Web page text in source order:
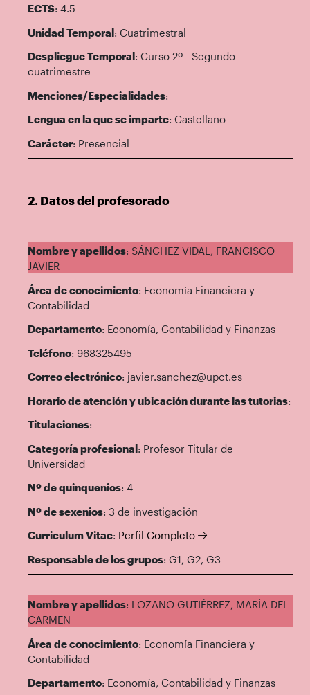
ECTS: 4.5
Unidad Temporal: Cuatrimestral
Despliegue Temporal: Curso 2º - Segundo
cuatrimestre
Menciones/Especialidades:
Lengua en la que se imparte: Castellano
Carácter: Presencial
2. Datos del profesorado
Nombre y apellidos: SÁNCHEZ VIDAL, FRANCISCO
JAVIER
Área de conocimiento: Economía Financiera y
Contabilidad
Departamento: Economía, Contabilidad y Finanzas
Teléfono: 968325495
Correo electrónico: javier.sanchez@upct.es
Horario de atención y ubicación durante las tutorias:
Titulaciones:
Categoría profesional: Profesor Titular de
Universidad
Nº de quinquenios: 4
Nº de sexenios: 3 de investigación
Curriculum Vitae: Perfil Completo
Responsable de los grupos: G1, G2, G3
Nombre y apellidos: LOZANO GUTIÉRREZ, MARÍA DEL
CARMEN
Área de conocimiento: Economía Financiera y
Contabilidad
Departamento: Economía, Contabilidad y Finanzas